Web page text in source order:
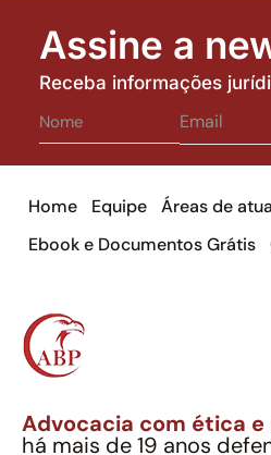
Assine a
Receba informações
Home Equipe Áreas de
Ebook e Documentos Grátis
Advocacia com ética
há mais de 19 anos